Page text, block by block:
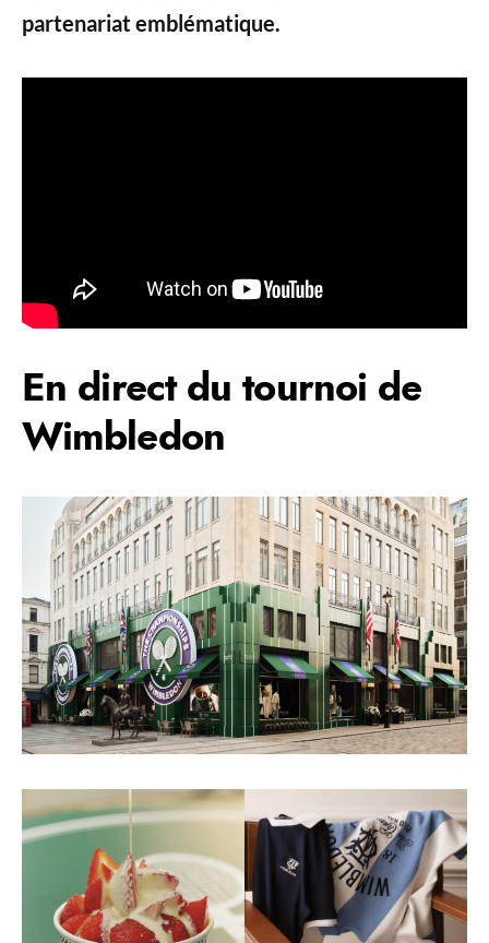
partenariat emblématique.
En direct du tournoi de
Wimbledon